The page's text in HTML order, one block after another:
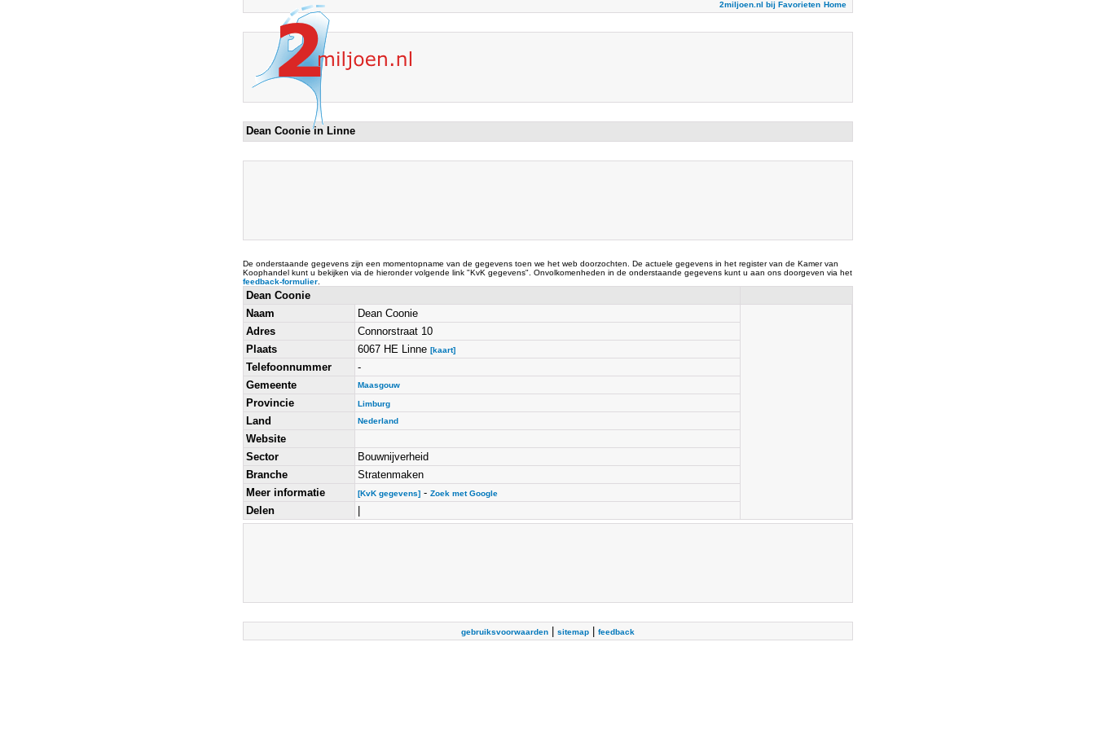
2miljoen.nl bij Favorieten Home
Dean Coonie in Linne
De onderstaande gegevens zijn een momentopname van de gegevens toen we het web doorzochten. De actuele gegevens in het register van de Kamer van
Koophandel kunt u bekijken via de hieronder volgende link "KvK gegevens". Onvolkomenheden in de onderstaande gegevens kunt u aan ons doorgeven via het
feedback-formulier.
Dean Coonie
Naam
Dean Coonie
Adres
Connorstraat 10
Plaats
6067 HE Linne [kaart]
Telefoonnummer
-
Gemeente
Maasgouw
Provincie Limburg
Land Nederland
Website
Sector
Bouwnijverheid
Branche
Stratenmaken
Meer informatie
[KvK gegevens]- Zoek met Google
Delen
gebruiksvoorwaarden| sitemap| feedback